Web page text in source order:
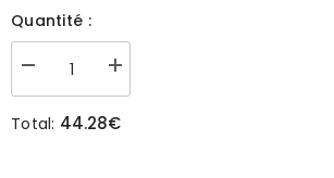
Quantité :
Réduire
de
Augmenter
de
Total: 44.28€